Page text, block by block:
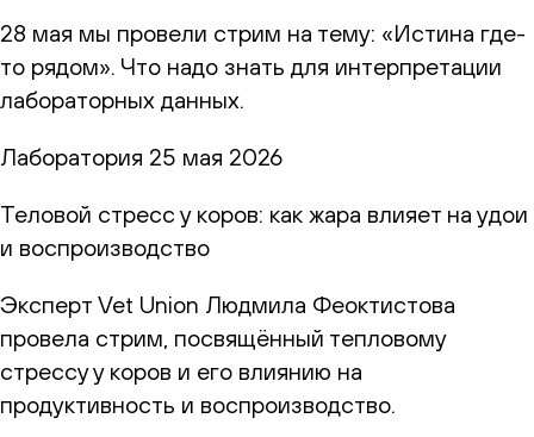
28 мая мы провели стрим на тему: «Истина где-
то рядом». Что надо знать для интерпретации
лабораторных данных.
Лаборатория 25 мая 2026
Теловой стресс у коров: как жара влияет на удои
и воспроизводство
Эксперт Vet Union Людмила Феоктистова
провела стрим, посвящённый тепловому
стрессу у коров и его влиянию на
продуктивность и воспроизводство.